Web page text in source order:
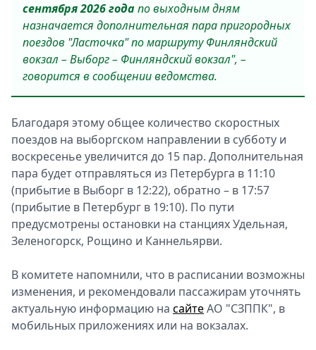
сентября 2026 годапо выходным дням
назначается дополнительная пара пригородных
поездов "Ласточка" по маршруту Финляндский
вокзал – Выборг – Финляндский вокзал", –
говорится в сообщении ведомства.
Благодаря этому общее количество скоростных
поездов на выборгском направлении в субботу и
воскресенье увеличится до 15 пар. Дополнительная
пара будет отправляться из Петербурга в 11:10
(прибытие в Выборг в 12:22), обратно – в 17:57
(прибытие в Петербург в 19:10). По пути
предусмотрены остановки на станциях Удельная,
Зеленогорск, Рощино и Каннельярви.
В комитете напомнили, что в расписании возможны
изменения, и рекомендовали пассажирам уточнять
актуальную информацию на сайтеАО "СЗППК", в
мобильных приложениях или на вокзалах.